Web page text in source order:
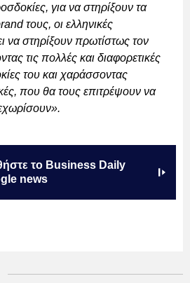
για να στηρίξουν τα
τους, οι ελληνικές
να στηρίξουν πρωτίστως τον
τις πολλές και διαφορετικές
του και χαράσσοντας
που θα τους επιτρέψουν να
το Business Daily
news